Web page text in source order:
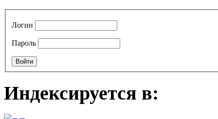
Логин
Пароль
Индексируется в: